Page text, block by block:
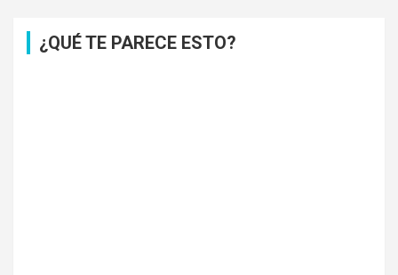
¿QUÉ TE PARECE ESTO?